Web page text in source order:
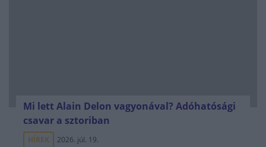
Mi lett Alain Delon vagyonával? Adóhatósági
csavar a sztoriban
HÍREK 2026. júl. 19.